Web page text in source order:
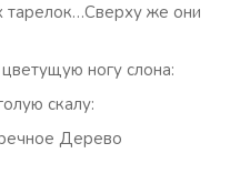
тарелок…Сверху же они
ногу слона:
скалу:
Дерево